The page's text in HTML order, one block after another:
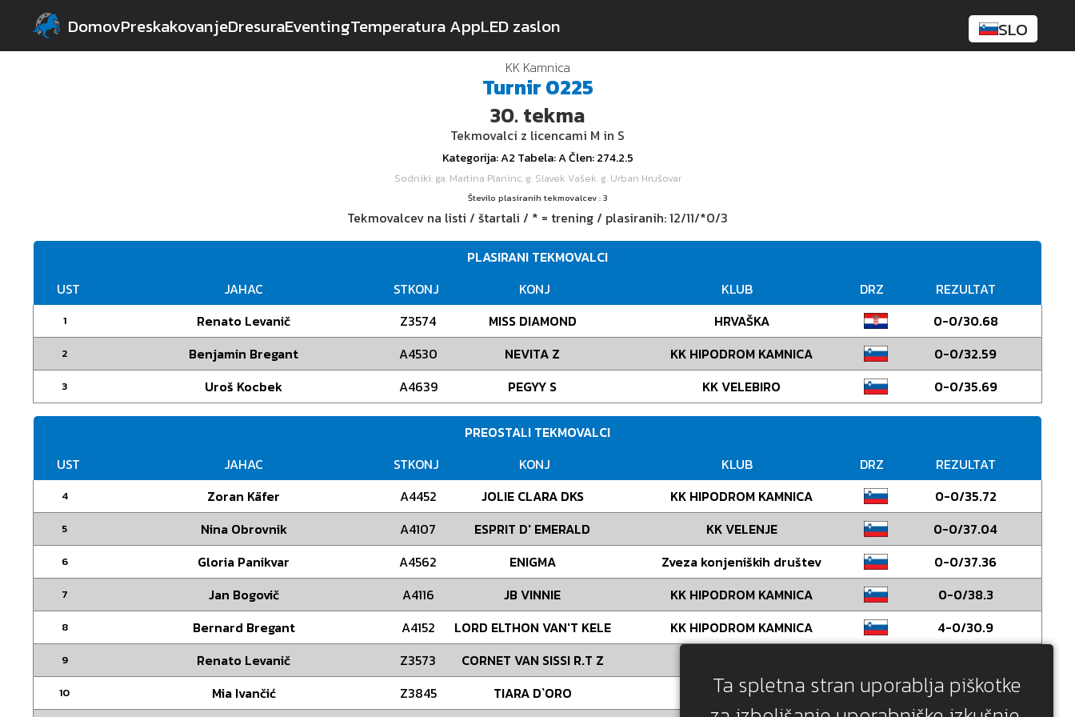
Ta spletna stran uporablja piškotke
DomovPreskakovanjeDresuraEventingTemperatura AppLED zaslon SLO
KK Kamnica
Turnir0225
30. tekma
Tekmovalci z licencami M in S
Kategorija: A2 Tabela: AČlen: 274.2.5
Sodniki: ga. Martina Planinc. g. Slavek Vašek. g. Urban Hrušovar
Število plasiranih tekmovalcev : 3
Tekmovalcev na listi / štartali / * = trening / plasiranih:12/11/*0/3
PLASIRANI TEKMOVALCI
UST
JAHAC STKONJ KONJ KLUB DRZ REZULTAT
1 Renato Levanič Z3574 MISS DIAMOND HRVAŠKA 0-0/30.68
2 Benjamin Bregant A4530 NEVITA Z KK HIPODROM KAMNICA 0-0/32.59
3 Uroš Kocbek A4639 PEGYY S KK VELEBIRO 0-0/35.69
PREOSTALI TEKMOVALCI
UST
JAHAC STKONJ KONJ KLUB DRZ REZULTAT
4 Zoran Käfer A4452 JOLIE CLARA DKS KK HIPODROM KAMNICA 0-0/35.72
5 Nina Obrovnik A4107 ESPRIT D' EMERALD KK VELENJE 0-0/37.04
6 Gloria Panikvar A4562 ENIGMA Zveza konjeniških društev 0-0/37.36
7 Jan Bogovič A4116 JB VINNIE KK HIPODROM KAMNICA 0-0/38.3
8 Bernard Bregant A4152 LORD ELTHON VAN'T KELE KK HIPODROM KAMNICA 4-0/30.9
9 Renato Levanič Z3573 CORNET VAN SISSI R.T Z
10 Mia Ivančić Z3845 TIARA D`ORO HRVAŠKA
4-0/35.36